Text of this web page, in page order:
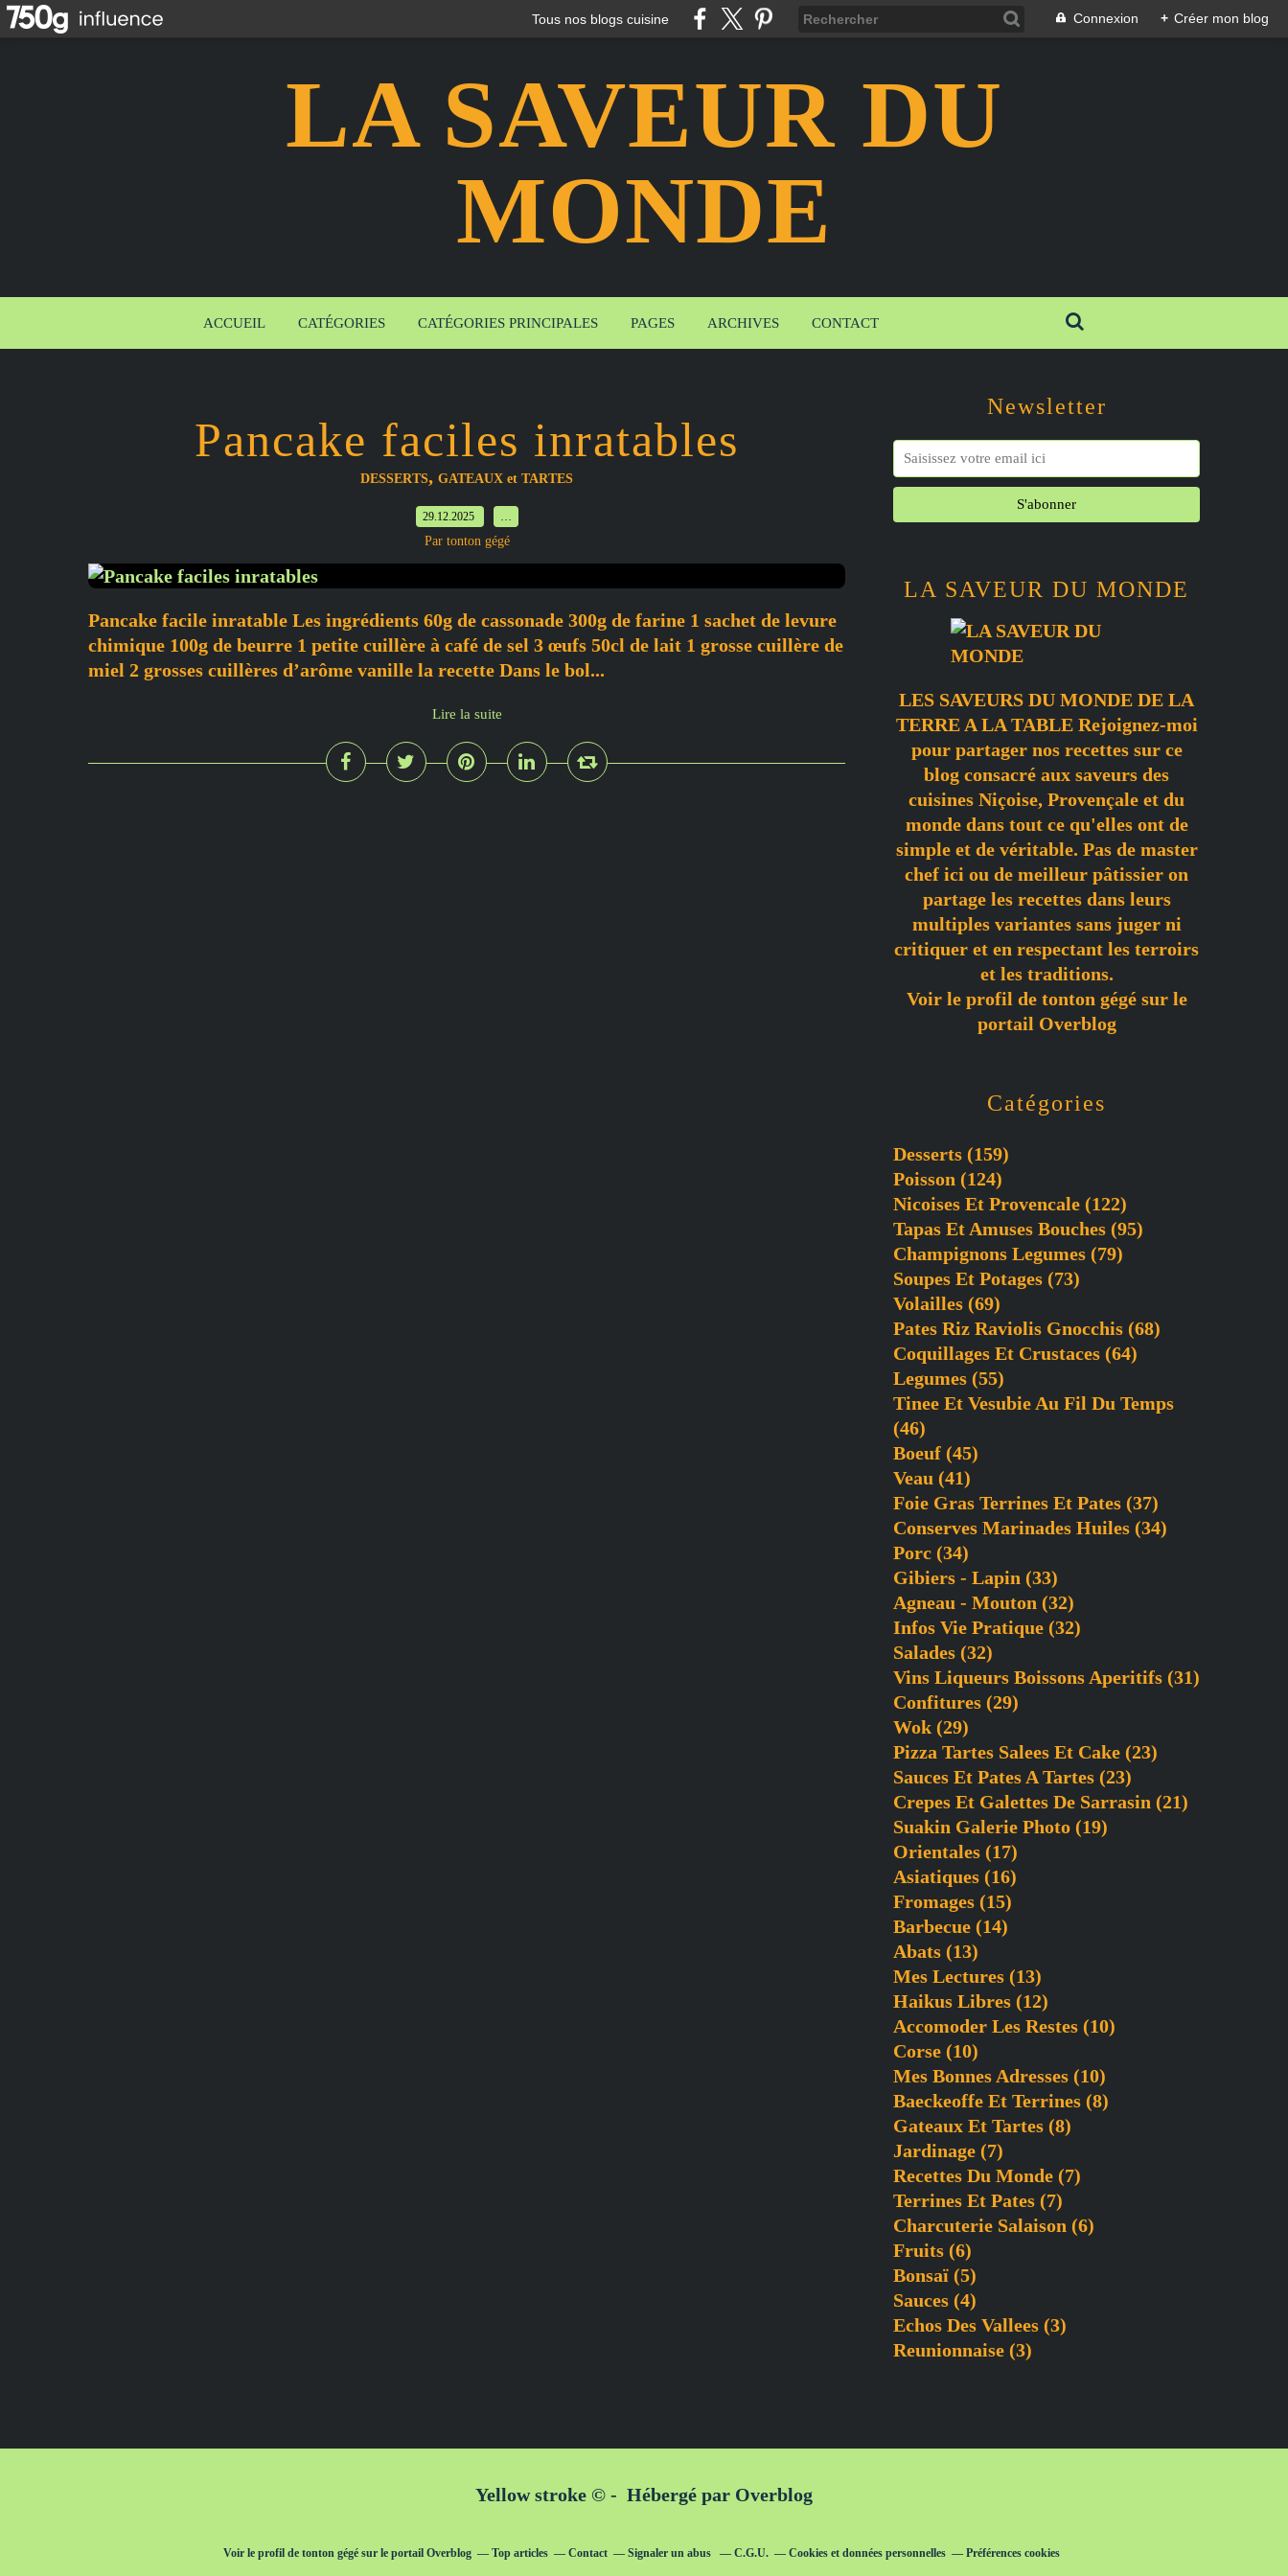
Tous nos blogs cuisine Connexion + Créer mon blog
LA SAVEUR DU
MONDE
ACCUEIL CATÉGORIES CATÉGORIES PRINCIPALES PAGES ARCHIVES CONTACT
Pancake faciles inratables
DESSERTS, GATEAUX et TARTES
29.12.2025 …
Par tonton gégé
Pancake facile inratable Les ingrédients 60g de cassonade 300g de farine 1 sachet de levure
chimique 100g de beurre 1 petite cuillère à café de sel 3 œufs 50cl de lait 1 grosse cuillère de
miel 2 grosses cuillères d’arôme vanille la recette Dans le bol...
Lire la suite
Newsletter
Catégories
Desserts (159)
Poisson (124)
Nicoises Et Provencale (122)
Tapas Et Amuses Bouches (95)
Champignons Legumes (79)
Soupes Et Potages (73)
Volailles (69)
Pates Riz Raviolis Gnocchis (68)
Coquillages Et Crustaces (64)
Legumes (55)
Tinee Et Vesubie Au Fil Du Temps
(46)
Boeuf (45)
Veau (41)
Foie Gras Terrines Et Pates (37)
Conserves Marinades Huiles (34)
Porc (34)
Gibiers - Lapin (33)
Agneau - Mouton (32)
Infos Vie Pratique (32)
Salades (32)
Vins Liqueurs Boissons Aperitifs (31)
Confitures (29)
Wok (29)
Pizza Tartes Salees Et Cake (23)
Sauces Et Pates A Tartes (23)
Crepes Et Galettes De Sarrasin (21)
Suakin Galerie Photo (19)
Orientales (17)
Asiatiques (16)
Fromages (15)
Barbecue (14)
Abats (13)
Mes Lectures (13)
Haikus Libres (12)
Accomoder Les Restes (10)
Corse (10)
Mes Bonnes Adresses (10)
Baeckeoffe Et Terrines (8)
Gateaux Et Tartes (8)
Jardinage (7)
Recettes Du Monde (7)
Terrines Et Pates (7)
Charcuterie Salaison (6)
Fruits (6)
Bonsaï (5)
Sauces (4)
Echos Des Vallees (3)
Reunionnaise (3)
LA SAVEUR DU MONDE
LES SAVEURS DU MONDE DE LA
TERRE A LA TABLE Rejoignez-moi
pour partager nos recettes sur ce
blog consacré aux saveurs des
cuisines Niçoise, Provençale et du
monde dans tout ce qu'elles ont de
simple et de véritable. Pas de master
chef ici ou de meilleur pâtissier on
partage les recettes dans leurs
multiples variantes sans juger ni
critiquer et en respectant les terroirs
et les traditions.
Voir le profil de tonton gégésur le
portail Overblog
Yellow stroke © - Hébergé par Overblog
Voir le profil de tonton gégésur le portail Overblog Top articles Contact Signaler un abus C.G.U. Cookies et données personnelles Préférences cookies